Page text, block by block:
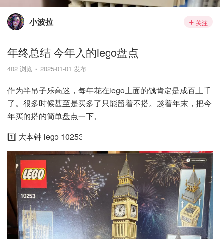
小波拉 关注
年终总结 今年入的lego盘点
402 浏览 2025-01-01 发布
作为半吊子乐高迷，每年花在lego上面的钱肯定是成百上千
了。很多时候甚至是买多了只能留着不搭。趁着年末，把今
年买的搭的简单盘点一下。
1️⃣ 大本钟 lego 10253